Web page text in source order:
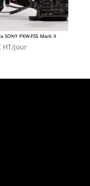
SONY PXW-FS5 Mark II
HT/jour